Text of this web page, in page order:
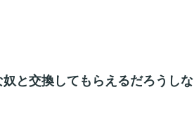
と交換してもらえるだろうしな